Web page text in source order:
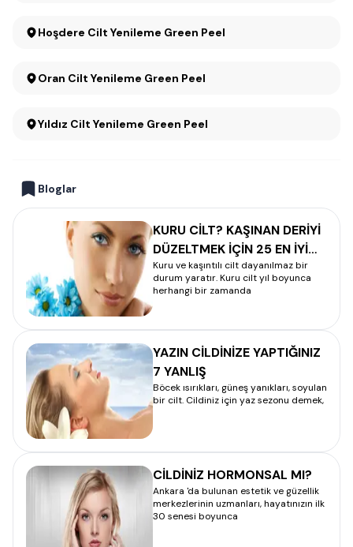
Hoşdere Cilt Yenileme Green Peel
Oran Cilt Yenileme Green Peel
Yıldız Cilt Yenileme Green Peel
Bloglar
KURU CİLT? KAŞINAN DERİYİ
DÜZELTMEK İÇİN 25 EN İYİ
YÖNTEM
Kuru ve kaşıntılı cilt dayanılmaz bir
durum yaratır. Kuru cilt yıl boyunca
herhangi bir zamanda
YAZIN CİLDİNİZE YAPTIĞINIZ
7 YANLIŞ
Böcek ısırıkları, güneş yanıkları, soyulan
bir cilt. Cildiniz için yaz sezonu demek,
CİLDİNİZ HORMONSAL MI?
Ankara 'da bulunan estetik ve güzellik
merkezlerinin uzmanları, hayatınızın ilk
30 senesi boyunca